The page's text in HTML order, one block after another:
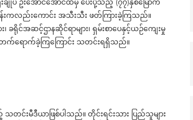
ျုပ် ဦးအောင်အောင်ထံမှ ပေးပို့သည့် (၇၇)နှစ်မြောက်
န်းကလည်းကောင်း အသီးသီး ဖတ်ကြားခဲ့ကြသည်။
ခရိုင်အဆင့်ဌာနဆိုင်ရာများ၊ ရှမ်းစာပေနှင့်ယဉ်ကျေးမှု
တက်ရောက်ခဲ့ကြကြောင်း သတင်းရရှိသည်။
င်းမီဒီယာဖြစ်ပါသည်။ တိုင်းရင်းသား ပြည်သူများ